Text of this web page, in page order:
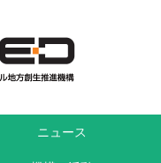
ニュース